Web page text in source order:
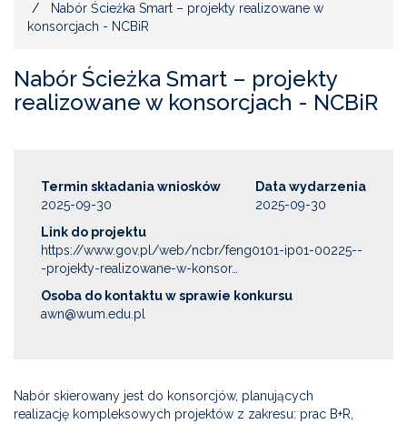
Nabór Ścieżka Smart – projekty realizowane w
konsorcjach - NCBiR
Nabór Ścieżka Smart – projekty
realizowane w konsorcjach - NCBiR
Nabór skierowany jest do konsorcjów, planujących
realizację kompleksowych projektów z zakresu: prac B+R,
Termin składania wniosków
2025-09-30
Data wydarzenia
2025-09-30
Link do projektu
https://www.gov.pl/web/ncbr/feng0101-ip01-00225--
-projekty-realizowane-w-konsor…
Osoba do kontaktu w sprawie konkursu
awn@wum.edu.pl